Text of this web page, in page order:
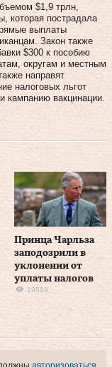
$1,9 трлн,
которая пострадала
выплаты
Закон также
$300 к пособию
округам и местным
направят
налоговых льгот
кампанию вакцинации.
Принца Чарльза
заподозрили в
уклонении от
уплаты налогов
19559